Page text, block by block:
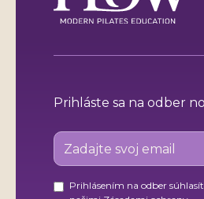
Prihláste sa na odber
Prihlásením na odber